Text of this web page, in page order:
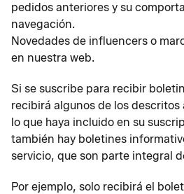
pedidos anteriores y su
navegación.
Novedades de influencers o
en nuestra web.
Si se suscribe para recibir
recibirá algunos de los
lo que haya incluido en su
también hay boletines
servicio, que son parte integral
Por ejemplo, solo recibirá el